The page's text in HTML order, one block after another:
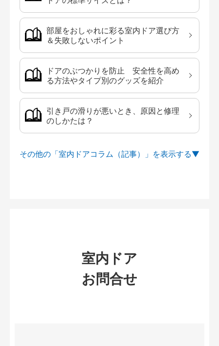
部屋をおしゃれに彩る室内ドア選び方
＆失敗しないポイント
ドアのぶつかりを防止 安全性を高め
る方法やタイプ別のグッズを紹介
引き戸の滑りが悪いとき、原因と修理
のしかたは？
その他の「室内ドアコラム（記事）」を
室内ドア
お問合せ